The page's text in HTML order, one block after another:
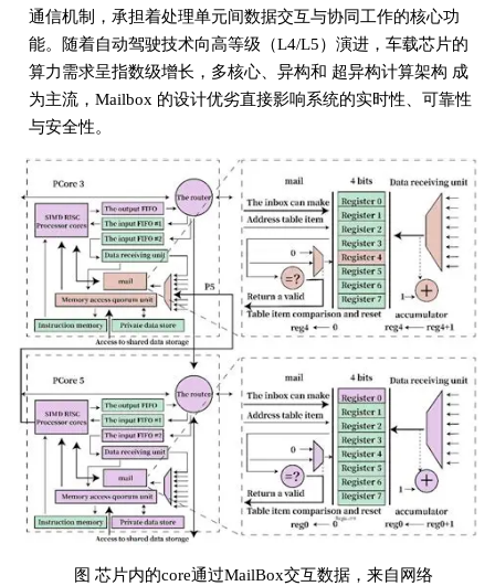
通信机制，承担着处理单元间数据交互与协同工作的核心功
能。随着自动驾驶技术向高等级（L4/L5）演进，车载芯片的
算力需求呈指数级增长，多核心、异构和 超异构计算架构 成
为主流，Mailbox 的设计优劣直接影响系统的实时性、可靠性
与安全性。
图 芯片内的core通过MailBox交互数据，来自网络